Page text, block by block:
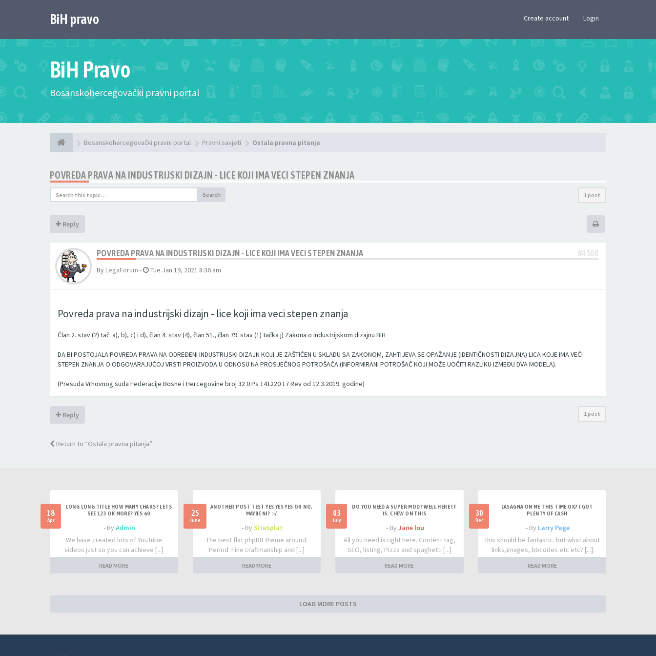
BiH pravo Create account Login
BiH Pravo
Bosanskohercegovački pravni portal
Bosanskohercegovački pravni portal Pravni savjeti Ostala pravna pitanja
POVREDA PRAVA NA INDUSTRIJSKI DIZAJN - LICE KOJI IMA VECI STEPEN ZNANJA
Search 1 post
Reply
POVREDA PRAVA NA INDUSTRIJSKI DIZAJN - LICE KOJI IMA VECI STEPEN ZNANJA #4500
By LegaForum - Tue Jan 19, 2021 8:36 am
Povreda prava na industrijski dizajn - lice koji ima veci stepen znanja
Član 2. stav (2) tač. a), b), c) i d), član 4. stav (4), član 51., član 79. stav (1) tačka j) Zakona o industrijskom dizajnu BiH
DA BI POSTOJALA POVREDA PRAVA NA ODREĐENI INDUSTRIJSKI DIZAJN KOJI JE ZAŠTIĆEN U SKLADU SA ZAKONOM, ZAHTIJEVA SE OPAŽANJE (IDENTIČNOSTI DIZAJNA) LICA KOJE IMA VEĆI
STEPEN ZNANJA O ODGOVARAJUĆOJ VRSTI PROIZVODA U ODNOSU NA PROSJEČNOG POTROŠAČA (INFORMIRANI POTROŠAČ KOJI MOŽE UOČITI RAZLIKU IZMEĐU DVA MODELA).
(Presuda Vrhovnog suda Federacije Bosne i Hercegovine broj 32 0 Ps 141220 17 Rev od 12.3.2019. godine)
Reply 1 post
Return to “Ostala pravna pitanja”
18
Apr
LONG LONG TITLE HOW MANY CHARS? LETS
SEE 123 OK MORE? YES 60
- ByAdmin
We have created lots of YouTube
videos just so you can achieve [...]
READ MORE
25
June
ANOTHER POST TEST YES YES YES OR NO,
MAYBE NI? :-/
- BySiteSplat
The best flat phpBB theme around.
Period. Fine craftmanship and [...]
READ MORE
03
July
DO YOU NEED A SUPER MOD? WELL HERE IT
IS. CHEW ON THIS
- By Jane lou
All you need is right here. Content tag,
SEO, listing, Pizza and spaghetti [...]
READ MORE
30
Dec
LASAGNA ON ME THIS TIME OK? I GOT
PLENTY OF CASH
- By Larry Page
this should be fantastic. but what about
links,images, bbcodes etc etc? [...]
READ MORE
LOAD MORE POSTS